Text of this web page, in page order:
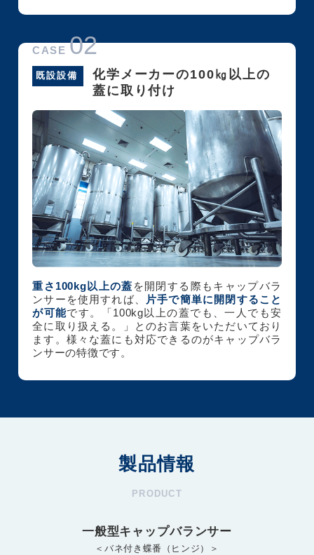
CASE 02
既設設備
化学メーカーの100㎏以上の
蓋に取り付け
重さ100kg以上の蓋 を開閉する際もキャップバラ
ンサーを使用すれば、 片手で簡単に開閉すること
が可能です。「100kg以上の蓋でも、一人でも安
全に取り扱える。」とのお言葉をいただいており
ます。様々な蓋にも対応できるのがキャップバラ
ンサーの特徴です。
製品情報
PRODUCT
一般型キャップバランサー
＜バネ付き蝶番（ヒンジ）＞